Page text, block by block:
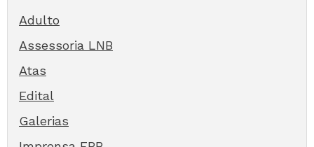
Adulto
Assessoria LNB
Atas
Edital
Galerias